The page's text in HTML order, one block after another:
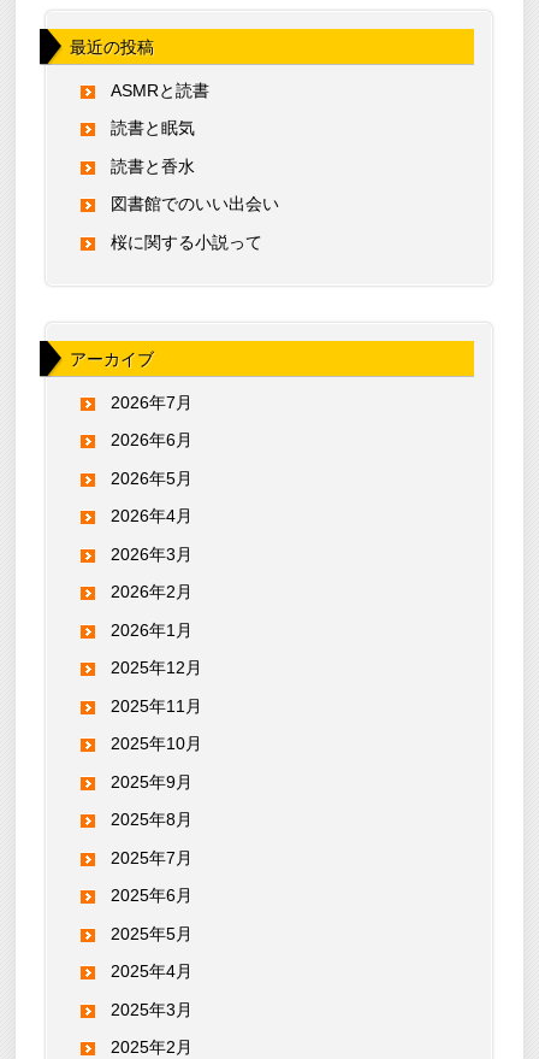
最近の投稿
ASMRと読書
読書と眠気
読書と香水
図書館でのいい出会い
桜に関する小説って
アーカイブ
2026年7月
2026年6月
2026年5月
2026年4月
2026年3月
2026年2月
2026年1月
2025年12月
2025年11月
2025年10月
2025年9月
2025年8月
2025年7月
2025年6月
2025年5月
2025年4月
2025年3月
2025年2月